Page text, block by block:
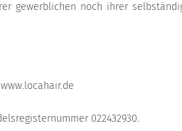
gewerblichen noch ihrer
022432930.